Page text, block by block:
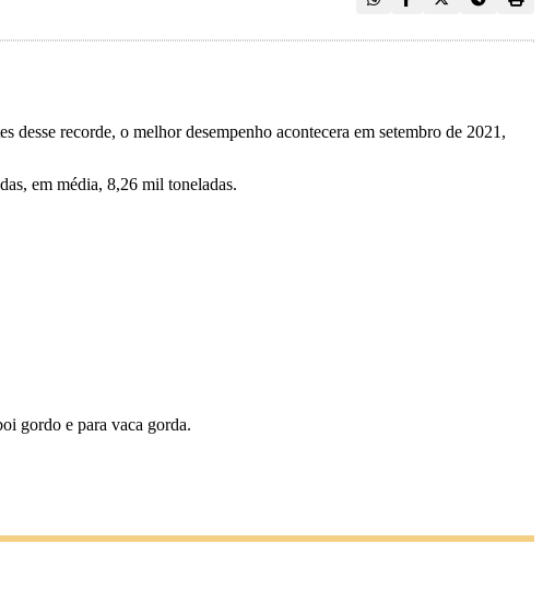
desse recorde, o melhor desempenho acontecera em setembro de 2021,
em média, 8,26 mil toneladas.
gordo e para vaca gorda.